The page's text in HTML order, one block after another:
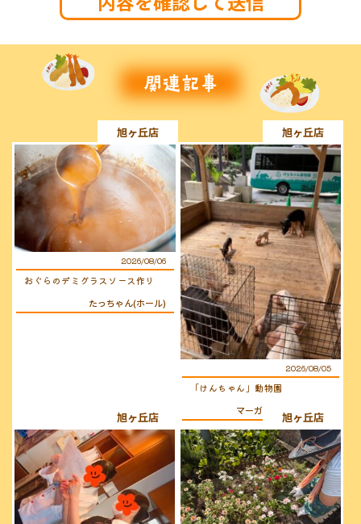
旭ヶ丘店
2026/08/06
おぐらのデミグラスソース作り
たっちゃん(ホール)
旭ヶ丘店
2026/08/05
「けんちゃん」動物園
マーガレット(キッチン)
旭ヶ丘店 旭ヶ丘店